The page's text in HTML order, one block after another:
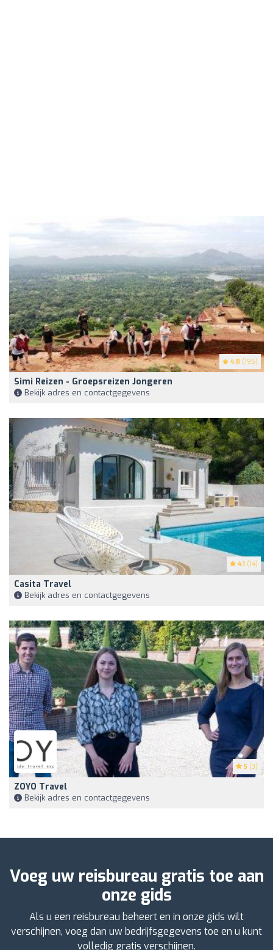
4.8 (196)
Simi Reizen - Groepsreizen Jongeren
Bekijk adres en contactgegevens
4.1 (14)
Casita Travel
Bekijk adres en contactgegevens
5 (3)
ZOYO Travel
Bekijk adres en contactgegevens
Voeg uw reisbureau gratis toe aan
onze gids
Als u een reisbureau beheert en in onze gids wilt
verschijnen, voeg dan uw bedrijfsgegevens toe en u kunt
volledig gratis verschijnen.